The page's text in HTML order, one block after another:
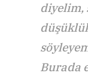
diyelim,
Burada